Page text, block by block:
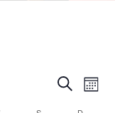
Buscar
Mes